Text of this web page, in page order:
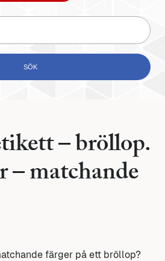
– bröllop.
matchande
färger på ett bröllop?